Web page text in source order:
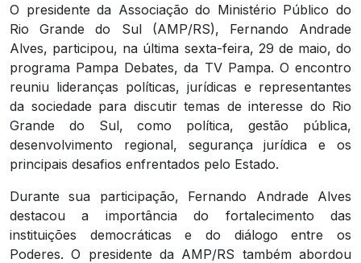
O presidente da Associação do Ministério Público do
Rio Grande do Sul (AMP/RS), Fernando Andrade
Alves, participou, na última sexta-feira, 29 de maio, do
programa Pampa Debates, da TV Pampa. O encontro
reuniu lideranças políticas, jurídicas e representantes
da sociedade para discutir temas de interesse do Rio
Grande do Sul, como política, gestão pública,
desenvolvimento regional, segurança jurídica e os
principais desafios enfrentados pelo Estado.
Durante sua participação, Fernando Andrade Alves
destacou a importância do fortalecimento das
instituições democráticas e do diálogo entre os
Poderes. O presidente da AMP/RS também abordou